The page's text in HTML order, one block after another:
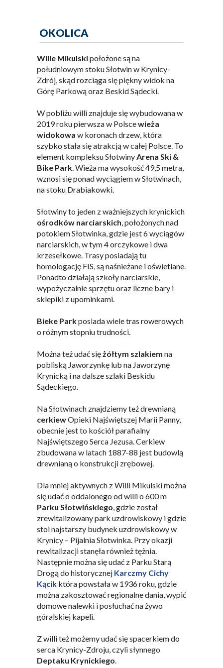
OKOLICA
Wille Mikulskipołożone są na
południowym stoku Słotwin w Krynicy-
Zdrój, skąd rozciąga się piękny widok na
Górę Parkową oraz Beskid Sądecki.
W pobliżu willi znajduje się wybudowana w
2019 roku pierwsza w Polscewieża
widokowa w koronach drzew, która
szybko stała się atrakcją w całej Polsce. To
element kompleksu SłotwinyArena Ski &
Bike Park. Wieża ma wysokość 49,5 metra,
wznosi się ponad wyciągiem w Słotwinach,
na stoku Drabiakowki.
Słotwiny to jeden z ważniejszych krynickich
ośrodków narciarskich, położonych nad
potokiem Słotwinka, gdzie jest 6 wyciągów
narciarskich, w tym 4 orczykowe i dwa
krzesełkowe. Trasy posiadają tu
homologację FIS, są naśnieżane i oświetlane.
Ponadto działają szkoły narciarskie,
wypożyczalnie sprzętu oraz liczne bary i
sklepiki z upominkami.
Bieke Parkposiada wiele tras rowerowych
o różnym stopniu trudności.
Można też udać siężółtym szlakiem na
pobliską Jaworzynkę lub na Jaworzynę
Krynicką i na dalsze szlaki Beskidu
Sądeckiego.
Na Słotwinach znajdziemy też drewnianą
cerkiewOpieki Najświętszej Marii Panny,
obecnie jest to kościół parafialny
Najświętszego Serca Jezusa. Cerkiew
zbudowana w latach 1887-88 jest budowlą
drewnianą o konstrukcji zrębowej.
Dla mniej aktywnych z Willi Mikulski można
się udać o oddalonego od willi o 600 m
Parku Słotwińskiego, gdzie został
zrewitalizowany park uzdrowiskowy i gdzie
stoi najstarszy budynek uzdrowiskowy w
Krynicy – Pijalnia Słotwinka. Przy okazji
rewitalizacji stanęła również tężnia.
Następnie można się udać z Parku Starą
Drogą do historycznej Karczmy Cichy
Kącik która powstała w 1936 roku, gdzie
można zakosztować regionalne dania, wypić
domowe nalewki i posłuchać na żywo
góralskiej kapeli.
Z willi też możemy udać się spacerkiem do
serca Krynicy-Zdroju, czyli słynnego
Deptaku Krynickiego.